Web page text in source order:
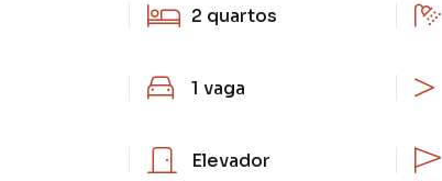
2 quartos
1 vaga
Elevador